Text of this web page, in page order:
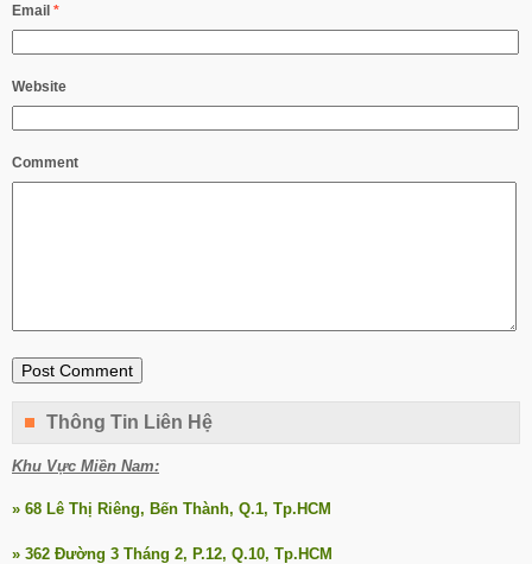
Email *
Website
Comment
Thông Tin Liên Hệ
Khu Vực Miền Nam:
» 68 Lê Thị Riêng, Bến Thành, Q.1, Tp.HCM
» 362 Đường 3 Tháng 2, P.12, Q.10, Tp.HCM